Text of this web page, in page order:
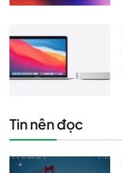
Tin nên đọc